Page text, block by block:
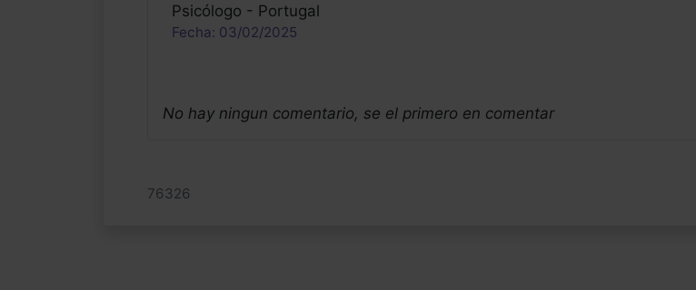
Psicólogo - Portugal
Fecha: 03/02/2025
No hay ningun comentario, se el primero en comentar
76326